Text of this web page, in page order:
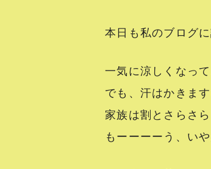
本日も私のブログ
一気に涼しくなっ
でも、汗はかきます
家族は割とさらさ
もーーーーう、い